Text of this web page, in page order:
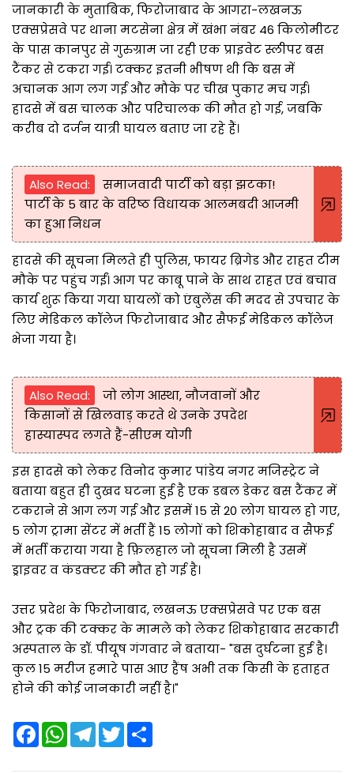
जानकारी के मुताबिक, फिरोजाबाद के आगरा-लखनऊ
एक्सप्रेसवे पर थाना मटसेना क्षेत्र में खंभा नंबर 46 किलोमीटर
के पास कानपुर से गुरुग्राम जा रही एक प्राइवेट स्लीपर बस
टैंकर से टकरा गई। टक्कर इतनी भीषण थी कि बस में
अचानक आग लग गई और मौके पर चीख पुकार मच गई।
हादसे में बस चालक और परिचालक की मौत हो गई, जबकि
करीब दो दर्जन यात्री घायल बताए जा रहे हैं।
Also Read:
समाजवादी पार्टी को बड़ा झटका!
पार्टी के 5 बार के वरिष्ठ विधायक आलमबदी आजमी
का हुआ निधन
हादसे की सूचना मिलते ही पुलिस, फायर ब्रिगेड और राहत टीम
मौके पर पहुंच गईं। आग पर काबू पाने के साथ राहत एवं बचाव
कार्य शुरू किया गया घायलों को एंबुलेंस की मदद से उपचार के
लिए मेडिकल कॉलेज फिरोजाबाद और सैफई मेडिकल कॉलेज
भेजा गया है।
Also Read:
जो लोग आस्था, नौजवानों और
किसानों से खिलवाड़ करते थे उनके उपदेश
हास्यास्पद लगते हैं-सीएम योगी
इस हादसे को लेकर विनोद कुमार पांडेय नगर मजिस्ट्रेट ने
बताया बहुत ही दुखद घटना हुई है एक डबल डेकर बस टैंकर में
टकराने से आग लग गई और इसमें 15 से 20 लोग घायल हो गए,
5 लोग ट्रामा सेंटर में भर्ती हैं 15 लोगों को शिकोहाबाद व सैफई
में भर्ती कराया गया है फ़िलहाल जो सूचना मिली है उसमें
ड्राइवर व कंडक्टर की मौत हो गई है।
उत्तर प्रदेश के फिरोजाबाद, लखनऊ एक्सप्रेसवे पर एक बस
और ट्रक की टक्कर के मामले को लेकर शिकोहाबाद सरकारी
अस्पताल के डॉ. पीयूष गंगवार ने बताया- "बस दुर्घटना हुई है।
कुल 15 मरीज हमारे पास आए हैंष अभी तक किसी के हताहत
होने की कोई जानकारी नहीं है।"
F
a
W
T
e
T
w